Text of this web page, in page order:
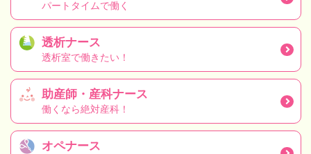
パートタイムで働く
透析ナース
透析室で働きたい！
助産師・産科ナース
働くなら絶対産科！
オペナース